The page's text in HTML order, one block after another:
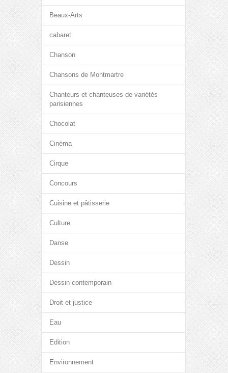
Beaux-Arts
cabaret
Chanson
Chansons de Montmartre
Chanteurs et chanteuses de variétés
parisiennes
Chocolat
Cinéma
Cirque
Concours
Cuisine et pâtisserie
Culture
Danse
Dessin
Dessin contemporain
Droit et justice
Eau
Edition
Environnement